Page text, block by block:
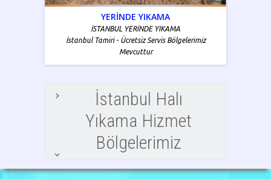
YERİNDE YIKAMA
İSTANBUL YERİNDE YIKAMA
İstanbul Tamiri - Ücretsiz Servis Bölgelerimiz
Mevcuttur
İstanbul Halı
Yıkama Hizmet
Bölgelerimiz